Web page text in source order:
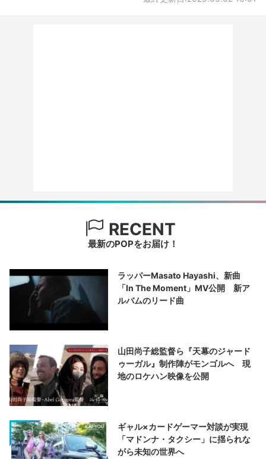
RECENT
最新のPOPをお届け！
ラッパーMasato Hayashi、新曲
「In The Moment」MV公開 新ア
ルバムのリード曲
山田尚子総監督ら『天幕のジャード
ゥーガル』制作陣がモンゴルへ 現
地のロケハン映像を公開
ギャル×カードゲーマー対談が実現
「マドンナ・タクシー」に揺られな
がら未知の世界へ